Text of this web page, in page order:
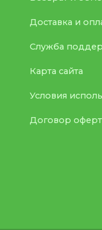
Доставка и
Служба
Карта сайта
Условия
Договор